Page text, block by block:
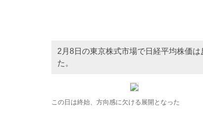
2月8日の東京株式市場で日経平均株価
た。
この日は終始、方向感に欠ける展開となった